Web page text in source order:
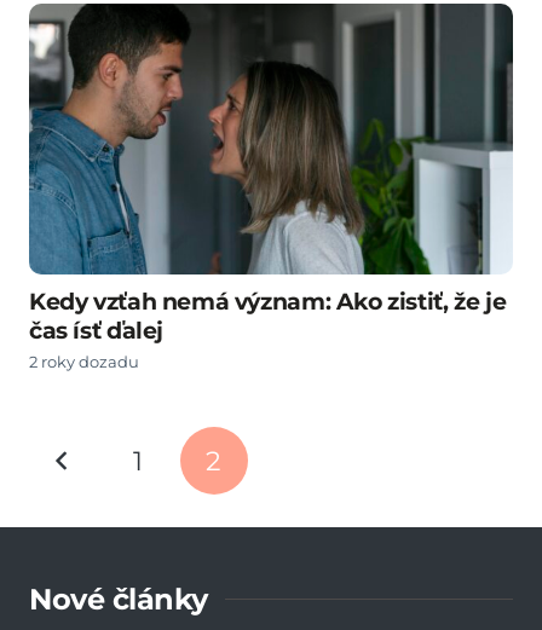
Kedy vzťah nemá význam: Ako zistiť, že je
čas ísť ďalej
2 roky dozadu
1 2
Nové články